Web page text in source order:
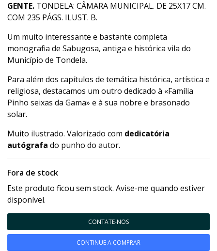
GENTE. TONDELA: CÂMARA MUNICIPAL. DE 25X17 CM.
COM 235 PÁGS. ILUST. B.
Um muito interessante e bastante completa
monografia de Sabugosa, antiga e histórica vila do
Município de Tondela.
Para além dos capítulos de temática histórica, artística e
religiosa, destacamos um outro dedicado à «Família
Pinho seixas da Gama» e à sua nobre e brasonado
solar.
Muito ilustrado. Valorizado com dedicatória
autógrafa do punho do autor.
Fora de stock
Este produto ficou sem stock. Avise-me quando estiver
disponível.
CONTATE-NOS
CONTINUE A COMPRAR